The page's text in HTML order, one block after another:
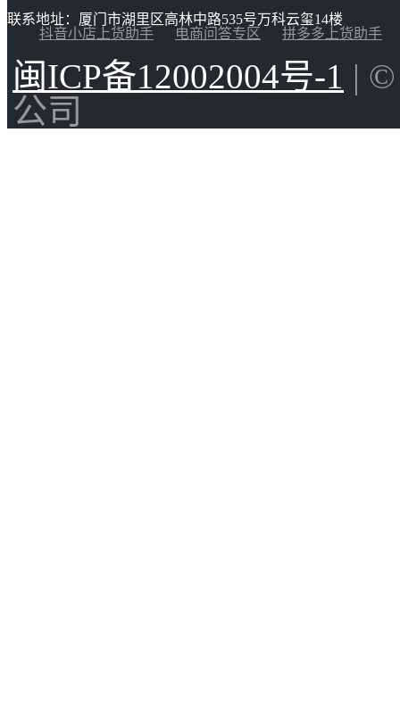
联系地址：厦门市湖里区高林中路535号万科云玺14楼
抖音小店上货助手
电商问答专区 拼多多上货助手
闽ICP备12002004号-1 |
公司